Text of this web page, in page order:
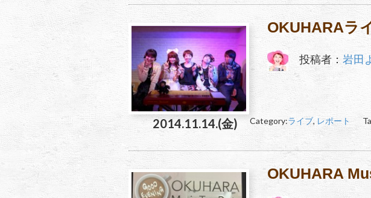
OKUHARAラ
投稿者： 岩田
2014.11.14.(金) Category:ライブ, レポート
OKUHARA